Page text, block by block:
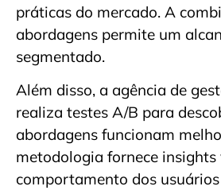
práticas do mercado. A
abordagens permite um
segmentado.
Além disso, a agência de
realiza testes A/B para
abordagens funcionam
metodologia fornece insights
comportamento dos